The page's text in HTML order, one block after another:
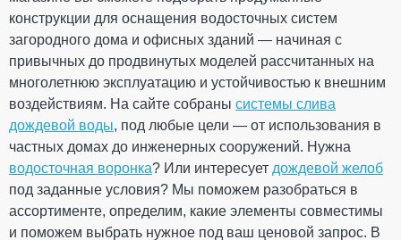
ПРОДОЛЖИТЬ ПОКУПКИ
Температура для
монтажа
от + 5°С
Устойчивость к УФ-
излучению
Устойчивый
Гарантия
10 лет
Европейский
стандарт
EN 12200-1:2016
Сертификат
соответствия
Сертифицирован
Рейтинг
конструкции для оснащения водосточных систем
загородного дома и офисных зданий — начиная с
привычных до продвинутых моделей рассчитанных на
многолетнюю эксплуатацию и устойчивостью к внешним
воздействиям. На сайте собраны системы слива
дождевой воды, под любые цели — от использования в
частных домах до инженерных сооружений. Нужна
водосточная воронка? Или интересует дождевой желоб
под заданные условия? Мы поможем разобраться в
ассортименте, определим, какие элементы совместимы
и поможем выбрать нужное под ваш ценовой запрос. В